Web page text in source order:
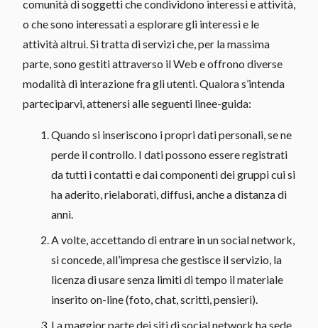
comunità di soggetti che condividono interessi e attività,
o che sono interessati a esplorare gli interessi e le
attività altrui. Si tratta di servizi che, per la massima
parte, sono gestiti attraverso il Web e offrono diverse
modalità di interazione fra gli utenti. Qualora s’intenda
parteciparvi, attenersi alle seguenti linee-guida:
Quando si inseriscono i propri dati personali, se ne
perde il controllo. I dati possono essere registrati
da tutti i contatti e dai componenti dei gruppi cui si
ha aderito, rielaborati, diffusi, anche a distanza di
anni.
A volte, accettando di entrare in un social network,
si concede, all’impresa che gestisce il servizio, la
licenza di usare senza limiti di tempo il materiale
inserito on-line (foto, chat, scritti, pensieri).
La maggior parte dei siti di social network ha sede